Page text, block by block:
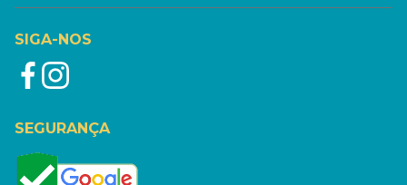
SIGA-NOS
SEGURANÇA